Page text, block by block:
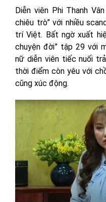
Diễn viên Phi Thanh
chiêu trò” với nhiều
trí Việt. Bất ngờ xuất
chuyện đời” tập 29 với
nữ diễn viên tiếc nuối
thời điểm còn yêu với
cũng xúc động.